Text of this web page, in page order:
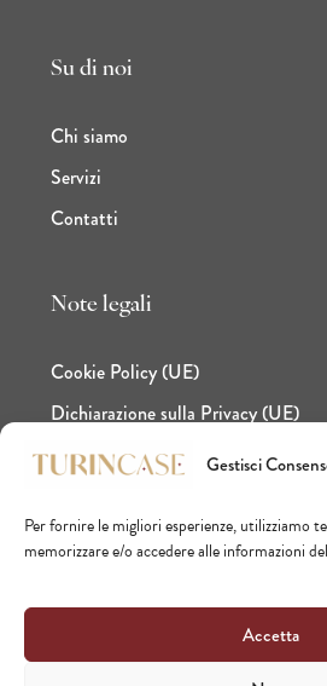
Gestisci
Per fornire le migliori esperienze, utilizziamo
memorizzare e/o accedere alle informazioni
Accetta
Su di noi
Chi siamo
Servizi
Contatti
Note legali
Cookie Policy (UE)
Dichiarazione sulla Privacy (UE)
Facebook Instagram